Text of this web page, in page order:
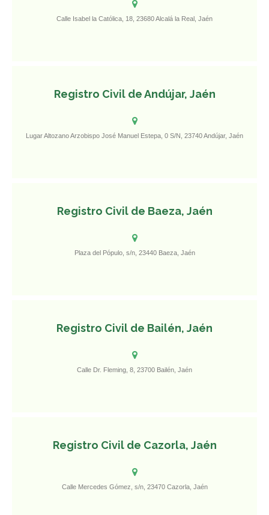
Calle Isabel la Católica, 18, 23680 Alcalá la Real, Jaén
Registro Civil de Andújar, Jaén
Lugar Altozano Arzobispo José Manuel Estepa, 0 S/N, 23740 Andújar, Jaén
Registro Civil de Baeza, Jaén
Plaza del Pópulo, s/n, 23440 Baeza, Jaén
Registro Civil de Bailén, Jaén
Calle Dr. Fleming, 8, 23700 Bailén, Jaén
Registro Civil de Cazorla, Jaén
Calle Mercedes Gómez, s/n, 23470 Cazorla, Jaén